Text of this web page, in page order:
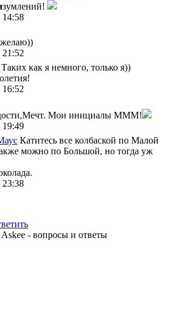
зумлений!
14:58
21:52
Таких как я немного, только я))
16:52
Мои инициалы МММ!
19:49
Катитесь все колбаской по Малой
можно по Большой, но тогда уж
23:38
- вопросы и ответы